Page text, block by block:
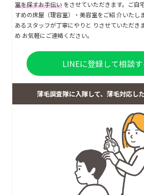
室を探すお手伝い をさせていただきます。ご自
すめの床屋（理容室）・美容室をご紹 介いたし
あるスタッフが丁寧にやりと りさせていただき
め お気軽にご連絡ください。
LINEに登録して相談す
薄毛調査隊に入隊して、薄毛対応し